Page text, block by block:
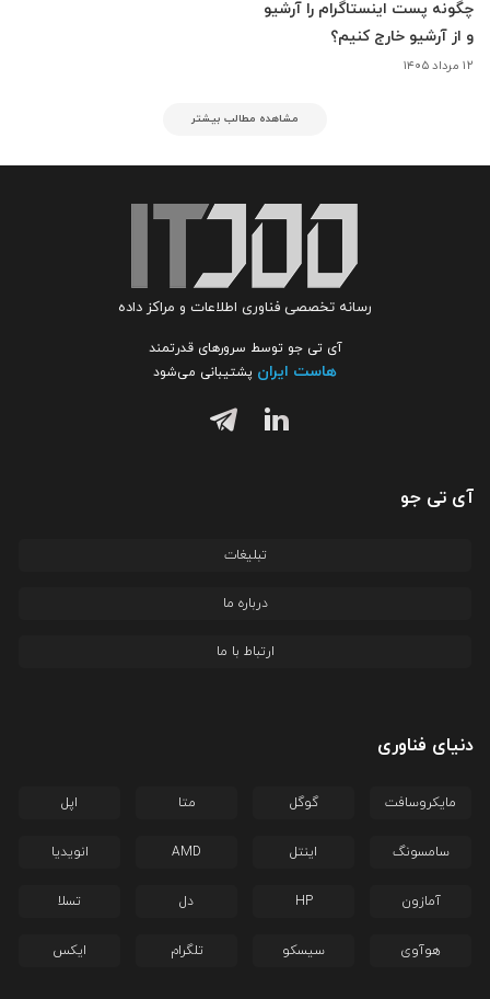
چگونه پست اینستاگرام را آرشیو
و از آرشیو خارج کنیم؟
۱۲ مرداد ۱۴۰۵
مشاهده مطالب بیشتر
رسانه تخصصی فناوری اطلاعات و مراکز داده
آی تی جو توسط سرورهای قدرتمند
هاست ایران پشتیبانی می‌شود
آی تی جو
تبلیغات
درباره ما
ارتباط با ما
دنیای فناوری
مایکروسافت گوگل متا اپل
سامسونگ اینتل AMD انویدیا
آمازون HP دل تسلا
هوآوی سیسکو تلگرام ایکس